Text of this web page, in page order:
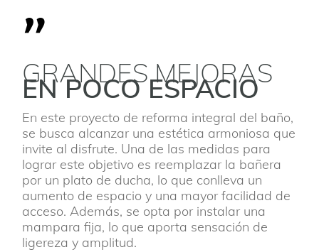
"
GRANDES MEJORAS
EN POCO ESPACIO
En este proyecto de reforma integral del baño,
se busca alcanzar una estética armoniosa que
invite al disfrute. Una de las medidas para
lograr este objetivo es reemplazar la bañera
por un plato de ducha, lo que conlleva un
aumento de espacio y una mayor facilidad de
acceso. Además, se opta por instalar una
mampara fija, lo que aporta sensación de
ligereza y amplitud.